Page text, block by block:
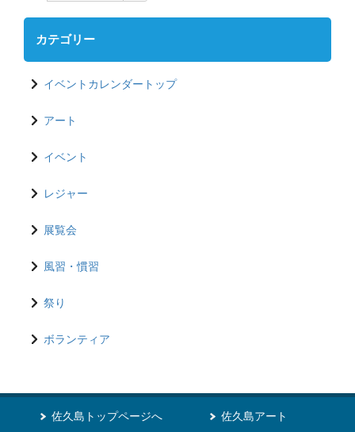
カテゴリー
イベントカレンダートップ
アート
イベント
レジャー
展覧会
風習・慣習
祭り
ボランティア
佐久島トップページへ 佐久島アート